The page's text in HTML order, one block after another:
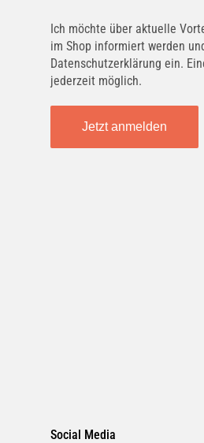
Ich möchte über aktuelle
im Shop informiert werden
Datenschutzerklärung ein.
jederzeit möglich.
Jetzt anmelden
Social Media